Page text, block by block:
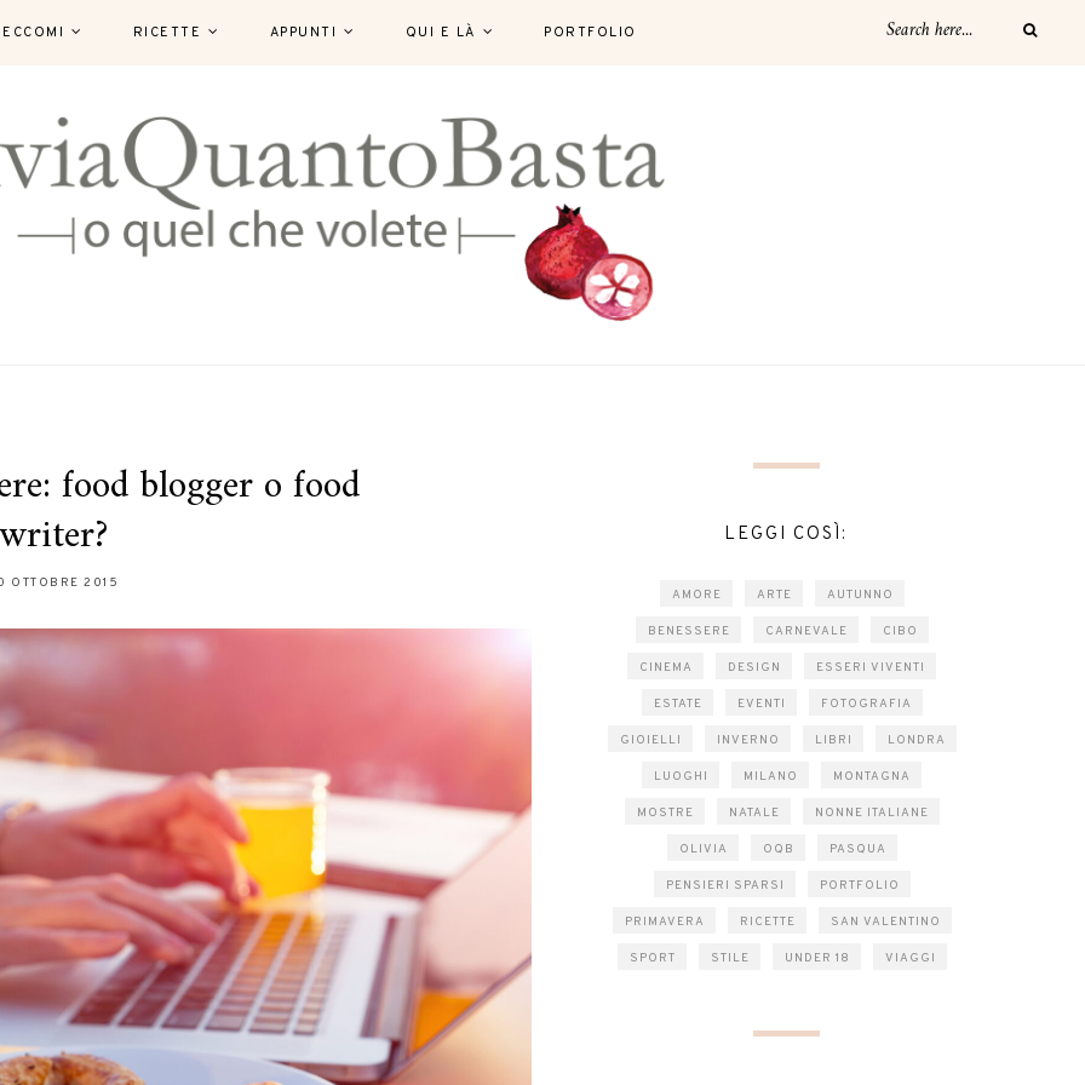
ECCOMI RICETTE APPUNTI QUI E LÀ PORTFOLIO
food blogger o food
writer?
OTTOBRE 2015
LEGGI COSÌ:
AMORE ARTE AUTUNNO
BENESSERE CARNEVALE CIBO
CINEMA DESIGN ESSERI VIVENTI
ESTATE EVENTI FOTOGRAFIA
GIOIELLI INVERNO LIBRI LONDRA
LUOGHI MILANO MONTAGNA
MOSTRE NATALE NONNE ITALIANE
OLIVIA OQB PASQUA
PENSIERI SPARSI PORTFOLIO
PRIMAVERA RICETTE SAN VALENTINO
SPORT STILE UNDER 18 VIAGGI